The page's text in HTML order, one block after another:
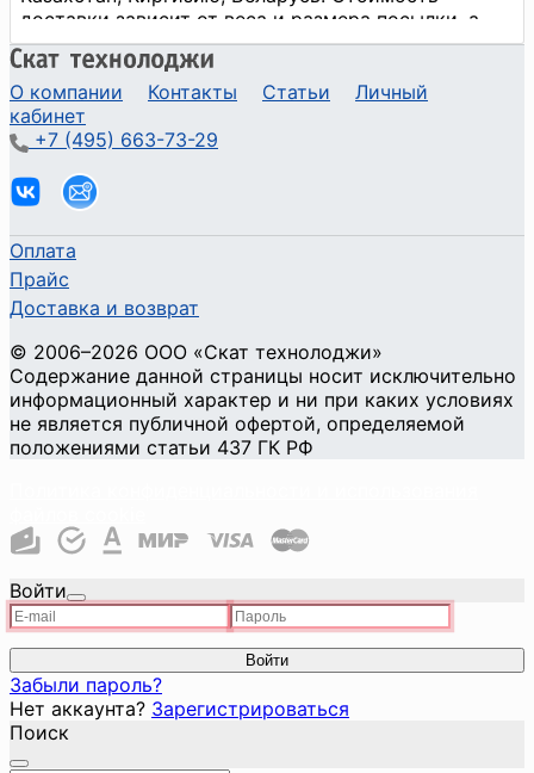
О компании Контакты Статьи
Личный
кабинет
+7 (495) 663-73-29
Оплата
Прайс
Доставка и возврат
© 2006–2026 ООО «Скат технолоджи»
Содержание данной страницы носит исключительно
информационный характер и ни при каких условиях
не является публичной офертой, определяемой
положениями статьи 437 ГК РФ
Войти
Войти
Забыли пароль?
Нет аккаунта? Зарегистрироваться
Поиск